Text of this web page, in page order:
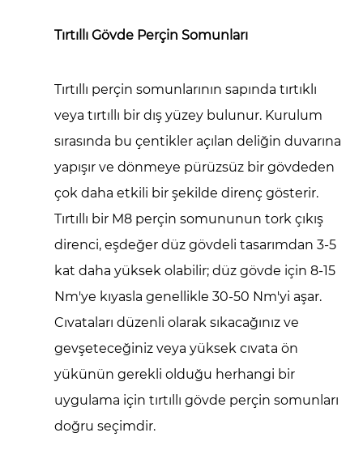
Tırtıllı Gövde Perçin Somunları
Tırtıllı perçin somunlarının sapında tırtıklı
veya tırtıllı bir dış yüzey bulunur. Kurulum
sırasında bu çentikler açılan deliğin duvarına
yapışır ve dönmeye pürüzsüz bir gövdeden
çok daha etkili bir şekilde direnç gösterir.
Tırtıllı bir M8 perçin somununun tork çıkış
direnci, eşdeğer düz gövdeli tasarımdan 3-5
kat daha yüksek olabilir; düz gövde için 8-15
Nm'ye kıyasla genellikle 30-50 Nm'yi aşar.
Cıvataları düzenli olarak sıkacağınız ve
gevşeteceğiniz veya yüksek cıvata ön
yükünün gerekli olduğu herhangi bir
uygulama için tırtıllı gövde perçin somunları
doğru seçimdir.